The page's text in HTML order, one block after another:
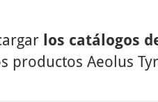
los catálogos
productos Aeolus